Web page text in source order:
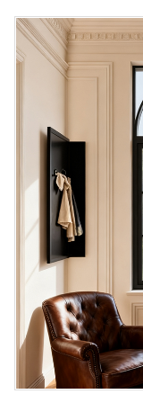
kræver effektiv
europæiske
overordnede